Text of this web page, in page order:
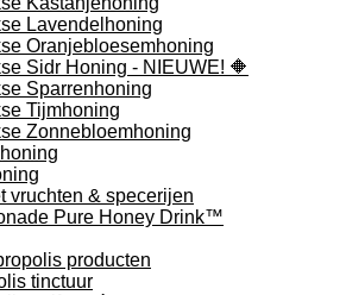
Lavendelhoning
Oranjebloesemhoning
Sidr Honing - NIEUWE! 🔶
Sparrenhoning
Tijmhoning
Zonnebloemhoning
vruchten & specerijen
Pure Honey Drink™
producten
tinctuur